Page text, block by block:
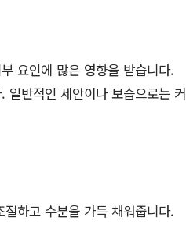
요인에 많은 영향을 받습니다.
일반적인 세안이나 보습으로는 커
하고 수분을 가득 채워줍니다.